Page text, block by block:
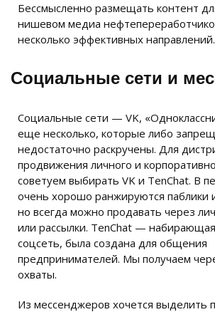
Бессмысленно размещать контент
нишевом медиа
несколько эффективных направлений.
Социальные сети и
Социальные сети — VK,
еще несколько, которые либо
недостаточно раскручены. Для
продвижения личного и
советуем выбирать VK и TenChat. В
очень хорошо ранжируются
но всегда можно продавать через
или рассылки. TenChat —
соцсеть, была создана для общения
предпринимателей. Мы получаем
охваты.
Из мессенджеров хочется выделить